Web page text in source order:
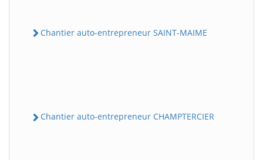
Chantier auto-entrepreneur SAINT-MAIME
Chantier auto-entrepreneur CHAMPTERCIER